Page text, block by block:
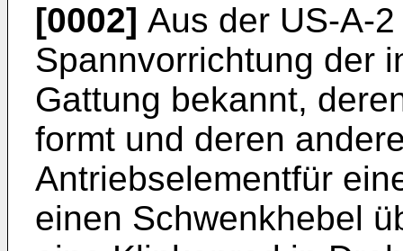
[0002] Aus der US-A-
Spannvorrichtung der
Gattung bekannt,
formt und deren
Antriebselementfür
einen Schwenkhebel